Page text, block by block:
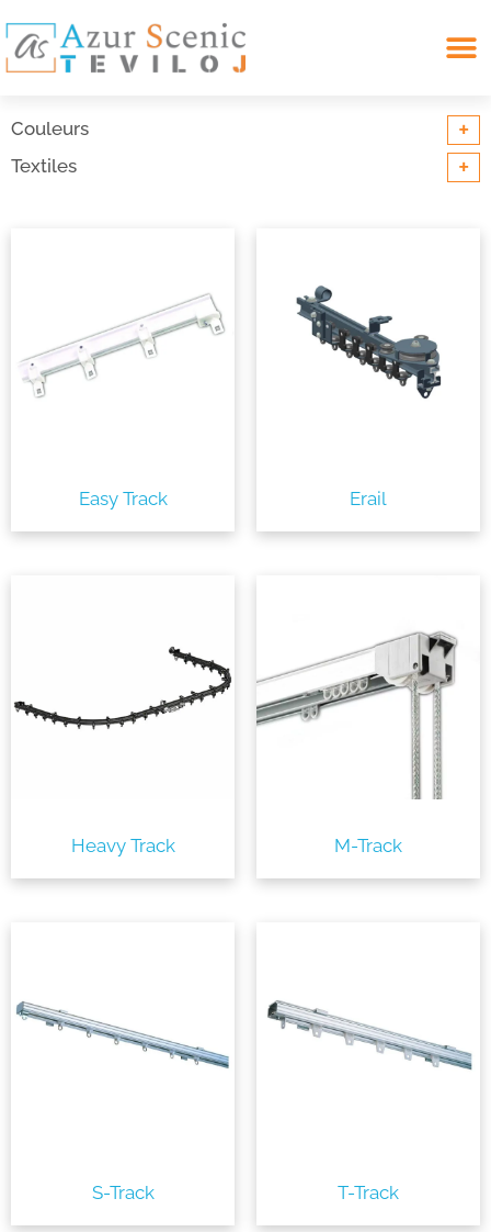
Couleurs +
Textiles +
Easy Track Erail
Heavy Track M-Track
S-Track T-Track